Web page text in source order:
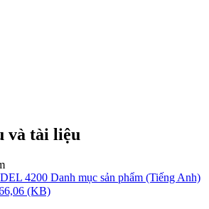
và tài liệu
4200 Danh mục sản phẩm (Tiếng Anh)
(KB)